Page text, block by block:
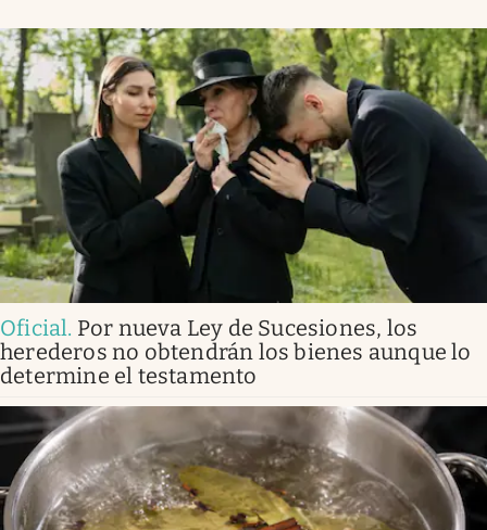
Oficial. Por nueva Ley de Sucesiones, los
herederos no obtendrán los bienes aunque lo
determine el testamento